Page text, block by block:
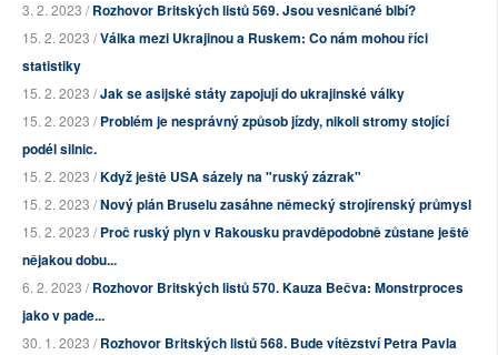
3. 2. 2023 /Rozhovor Britských listů 569. Jsou vesničané blbí?
15. 2. 2023 /Válka mezi Ukrajinou a Ruskem: Co nám mohou říci
statistiky
15. 2. 2023 /Jak se asijské státy zapojují do ukrajinské války
15. 2. 2023 /Problém je nesprávný způsob jízdy, nikoli stromy stojící
podél silnic.
15. 2. 2023 /Když ještě USA sázely na "ruský zázrak"
15. 2. 2023 /Nový plán Bruselu zasáhne německý strojírenský průmysl
15. 2. 2023 /Proč ruský plyn v Rakousku pravděpodobně zůstane ještě
nějakou dobu...
6. 2. 2023 /Rozhovor Britských listů 570. Kauza Bečva: Monstrproces
jako v pade...
30. 1. 2023 /Rozhovor Britských listů 568. Bude vítězství Petra Pavla